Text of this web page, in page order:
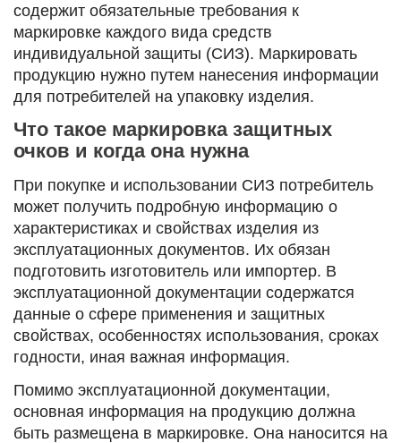
содержит обязательные требования к
маркировке каждого вида средств
индивидуальной защиты (СИЗ). Маркировать
продукцию нужно путем нанесения информации
для потребителей на упаковку изделия.
Что такое маркировка защитных
очков и когда она нужна
При покупке и использовании СИЗ потребитель
может получить подробную информацию о
характеристиках и свойствах изделия из
эксплуатационных документов. Их обязан
подготовить изготовитель или импортер. В
эксплуатационной документации содержатся
данные о сфере применения и защитных
свойствах, особенностях использования, сроках
годности, иная важная информация.
Помимо эксплуатационной документации,
основная информация на продукцию должна
быть размещена в маркировке. Она наносится на